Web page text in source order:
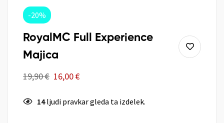
-20%
RoyalMC Full Experience
Majica
19,90€ 16,00€
14ljudi pravkar gleda ta izdelek.